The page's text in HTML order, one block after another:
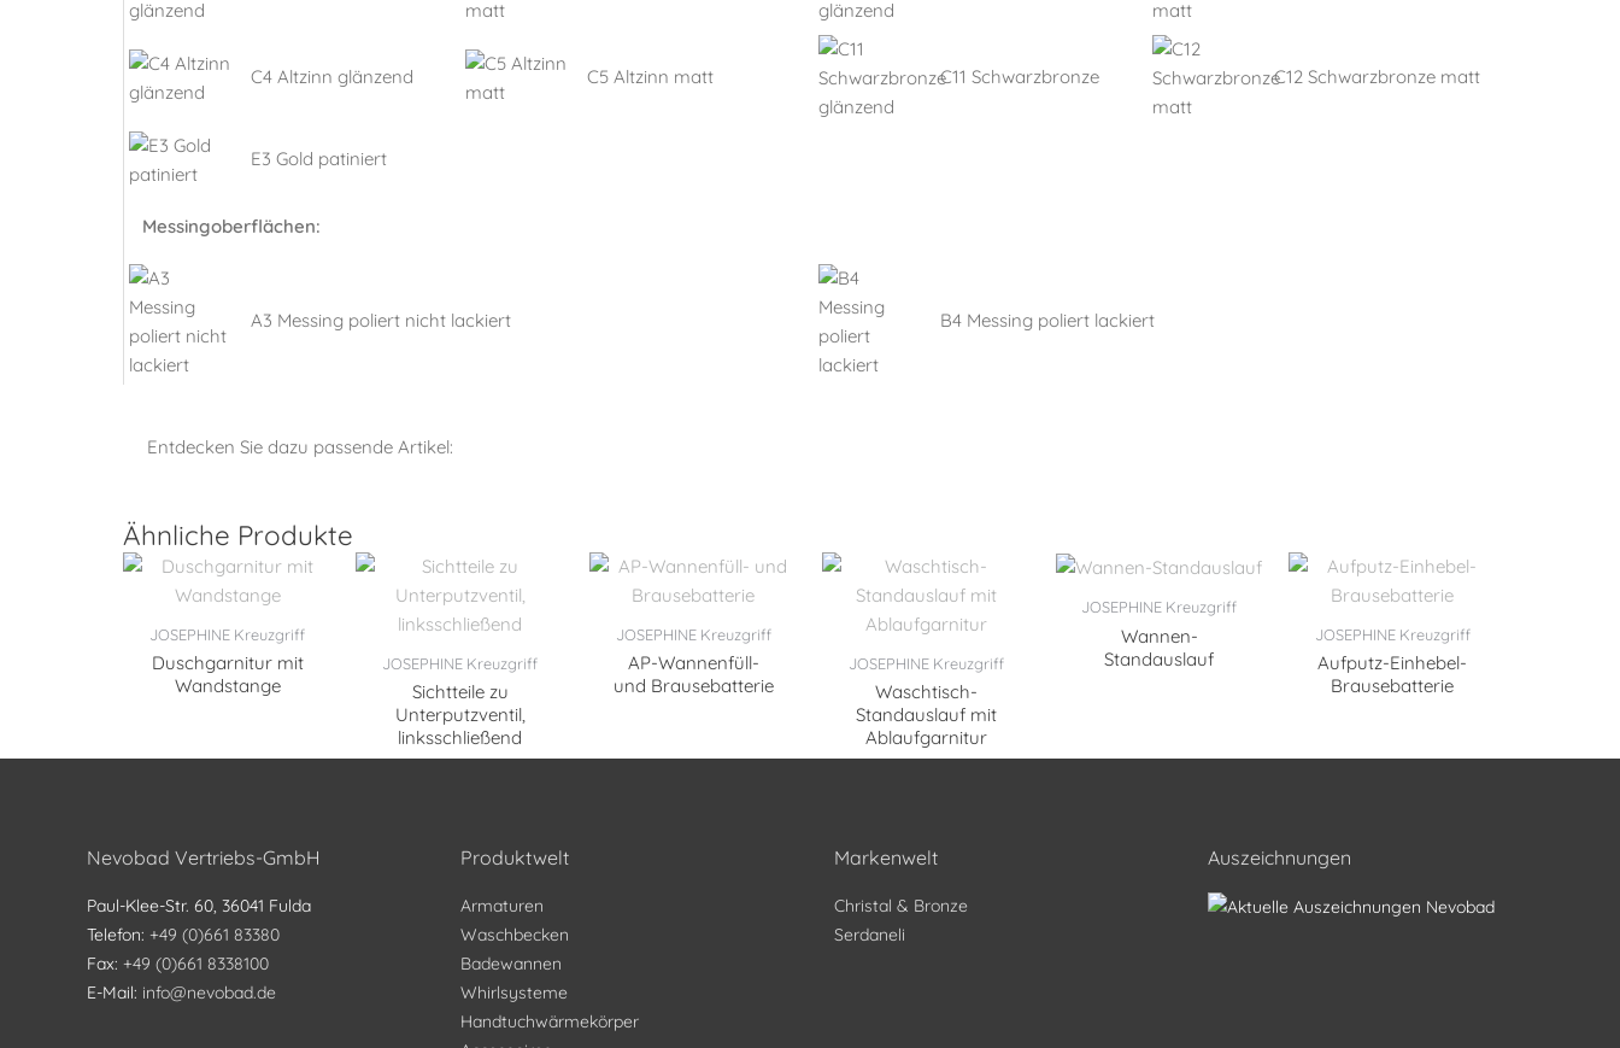
C4 Altzinn glänzend C5 Altzinn matt C11 Schwarzbronze C12 Schwarzbronze matt
E3 Gold patiniert
Messingoberflächen:
A3 Messing poliert nicht lackiert B4 Messing poliert lackiert
Entdecken Sie dazu passende Artikel:
Ähnliche Produkte
JOSEPHINE Kreuzgriff
Duschgarnitur mit
Wandstange
JOSEPHINE Kreuzgriff
Sichtteile zu
Unterputzventil,
linksschließend
JOSEPHINE Kreuzgriff
AP-Wannenfüll-
und Brausebatterie
JOSEPHINE Kreuzgriff
Waschtisch-
Standauslauf mit
Ablaufgarnitur
JOSEPHINE Kreuzgriff
Wannen-
Standauslauf
JOSEPHINE Kreuzgriff
Aufputz-Einhebel-
Brausebatterie
Nevobad Vertriebs-GmbH
Paul-Klee-Str. 60, 36041 Fulda
Telefon: +49 (0)661 83380
Fax: +49 (0)661 8338100
E-Mail: info@nevobad.de
Produktwelt
Armaturen
Waschbecken
Badewannen
Whirlsysteme
Handtuchwärmekörper
Markenwelt
Christal & Bronze
Serdaneli
Auszeichnungen